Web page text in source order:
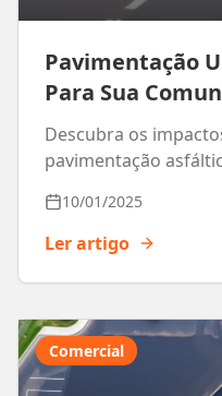
Pavimentação
Para Sua
Descubra os
pavimentação
10/01/2025
Ler artigo
Comercial